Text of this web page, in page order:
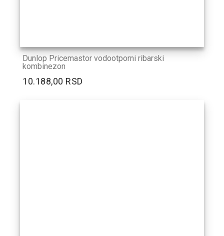
Dunlop Pricemastor vodootporni ribarski
kombinezon
10.188,00 RSD